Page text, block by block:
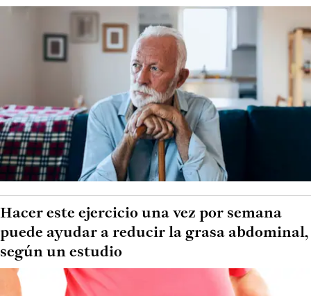
Hacer este ejercicio una vez por semana
puede ayudar a reducir la grasa abdominal,
según un estudio